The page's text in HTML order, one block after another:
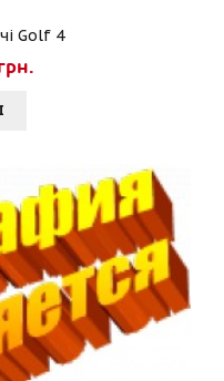
Golf 4